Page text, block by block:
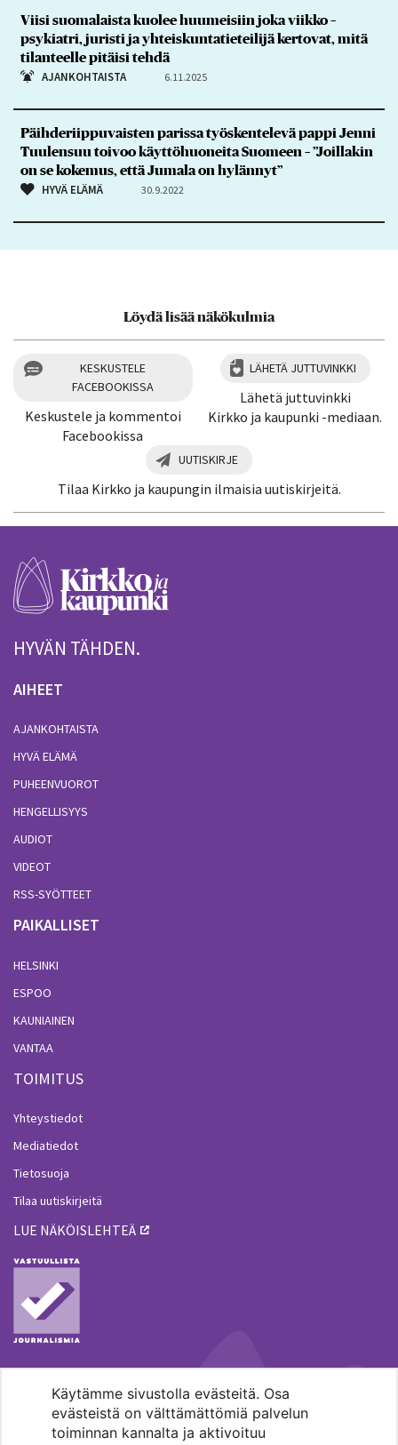
Käytämme sivustolla evästeitä. Osa
evästeistä on välttämättömiä palvelun
toiminnan kannalta ja aktivoituu
Viisi suomalaista kuolee huumeisiin joka viikko –
psykiatri, juristi ja yhteiskuntatieteilijä kertovat, mitä
tilanteelle pitäisi tehdä
AJANKOHTAISTA 6.11.2025
Päihderiippuvaisten parissa työskentelevä pappi Jenni
Tuulensuu toivoo käyttöhuoneita Suomeen – ”Joillakin
on se kokemus, että Jumala on hylännyt”
HYVÄ ELÄMÄ 30.9.2022
Löydä lisää näkökulmia
KESKUSTELE
FACEBOOKISSA
Keskustele ja kommentoi
Facebookissa
LÄHETÄ JUTTUVINKKI
Lähetä juttuvinkki
Kirkko ja kaupunki -mediaan.
UUTISKIRJE
Tilaa Kirkko ja kaupungin ilmaisia uutiskirjeitä.
HYVÄN TÄHDEN.
AIHEET
AJANKOHTAISTA
HYVÄ ELÄMÄ
PUHEENVUOROT
HENGELLISYYS
AUDIOT
VIDEOT
RSS-SYÖTTEET
PAIKALLISET
HELSINKI
ESPOO
KAUNIAINEN
VANTAA
TOIMITUS
Yhteystiedot
Mediatiedot
Tietosuoja
Tilaa uutiskirjeitä
LUE NÄKÖISLEHTEÄ
MENOHAKU